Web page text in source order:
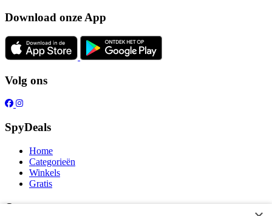
Download onze App
Volg ons
SpyDeals
Home
Categorieën
Winkels
Gratis
Over ons